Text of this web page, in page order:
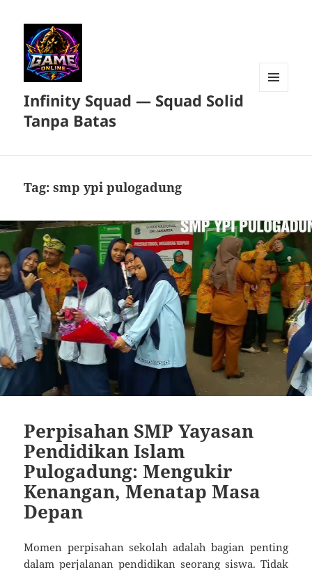
Infinity Squad — Squad Solid
Tanpa Batas
Tag:smp ypi pulogadung
Perpisahan SMP Yayasan
Pendidikan Islam
Pulogadung: Mengukir
Kenangan, Menatap Masa
Depan
Momen perpisahan sekolah adalah bagian penting
dalam perjalanan pendidikan seorang siswa. Tidak